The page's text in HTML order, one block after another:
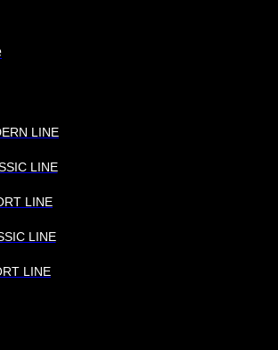
LINE
LINE
LINE
LINE
LINE